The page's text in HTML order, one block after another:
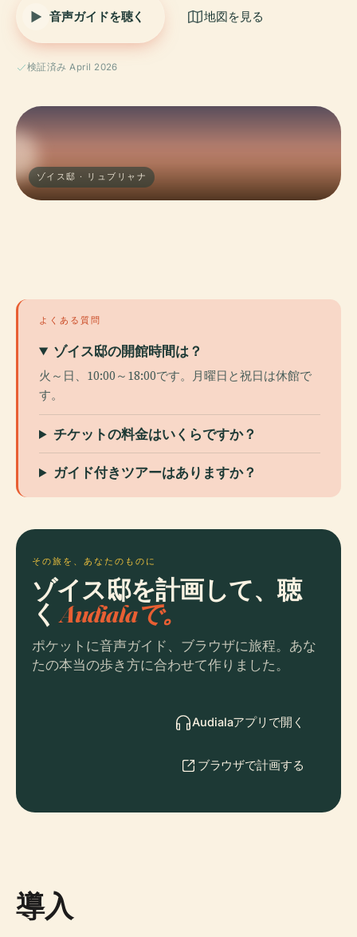
音声ガイドを聴く 地図を見る
検証済み April 2026
ゾイス邸 · リュブリャナ
よくある質問
ゾイス邸の開館時間は？
火～日、10:00～18:00です。月曜日と祝日は休館で
す。
チケットの料金はいくらですか？
ガイド付きツアーはありますか？
その旅を、あなたのものに
ゾイス邸を計画して、聴
くAudialaで。
ポケットに音声ガイド、ブラウザに旅程。あな
たの本当の歩き方に合わせて作りました。
Audialaアプリで開く
ブラウザで計画する
導入